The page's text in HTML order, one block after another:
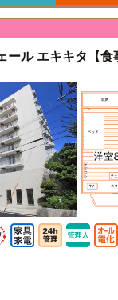
ール エキキタ【食